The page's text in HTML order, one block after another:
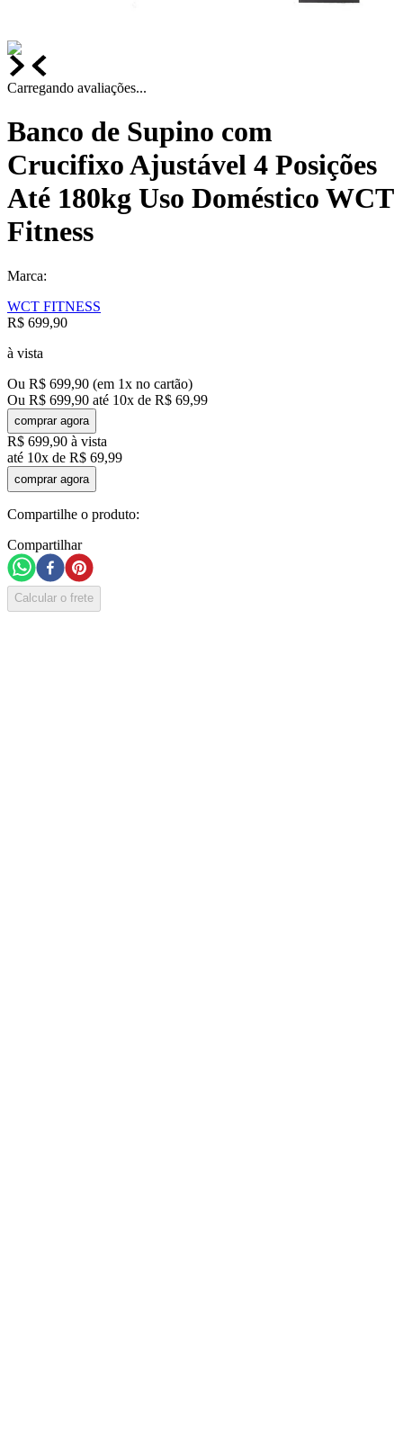
Carregando avaliações...
Banco de Supino com
Crucifixo Ajustável 4 Posições
Até 180kg Uso Doméstico WCT
Fitness
Marca:
WCT FITNESS
R$ 699,90
à vista
Ou R$ 699,90 (em 1x no cartão)
Ou R$ 699,90 até 10x de R$ 69,99
comprar agora
R$ 699,90 à vista
até 10x de R$ 69,99
comprar agora
Compartilhe o produto:
Compartilhar
Calcular o frete